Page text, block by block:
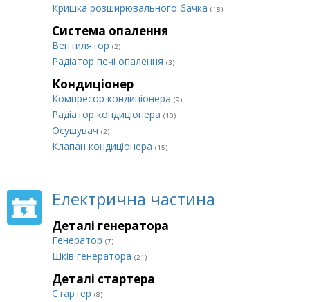
Кришка розширювального бачка (18)
Система опалення
Вентилятор (2)
Радіатор печі опалення (3)
Кондиціонер
Компресор кондиціонера (9)
Радіатор кондиціонера (10)
Осушувач (2)
Клапан кондиціонера (15)
Електрична частина
Деталі генератора
Генератор (7)
Шків генератора (21)
Деталі стартера
Стартер (8)